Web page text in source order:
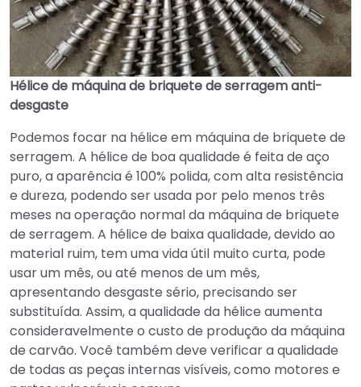
Hélice de máquina de briquete de serragem anti-
desgaste
Podemos focar na hélice em máquina de briquete de
serragem. A hélice de boa qualidade é feita de aço
puro, a aparência é 100% polida, com alta resistência
e dureza, podendo ser usada por pelo menos três
meses na operação normal da máquina de briquete
de serragem. A hélice de baixa qualidade, devido ao
material ruim, tem uma vida útil muito curta, pode
usar um mês, ou até menos de um mês,
apresentando desgaste sério, precisando ser
substituída. Assim, a qualidade da hélice aumenta
consideravelmente o custo de produção da máquina
de carvão. Você também deve verificar a qualidade
de todas as peças internas visíveis, como motores e